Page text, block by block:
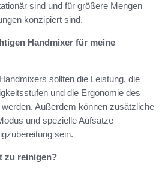
sind und für größere Mengen
konzipiert sind.
Handmixer für meine
sollten die Leistung, die
und die Ergonomie des
Außerdem können zusätzliche
und spezielle Aufsätze
sein.
zu reinigen?